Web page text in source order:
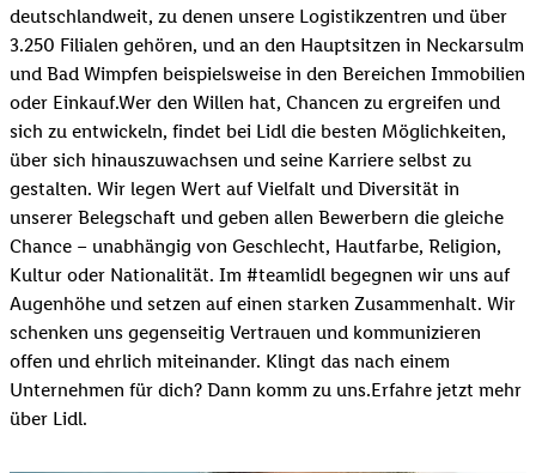
deutschlandweit, zu denen unsere Logistikzentren und über
3.250 Filialen gehören, und an den Hauptsitzen in Neckarsulm
und Bad Wimpfen beispielsweise in den Bereichen Immobilien
oder Einkauf.Wer den Willen hat, Chancen zu ergreifen und
sich zu entwickeln, findet bei Lidl die besten Möglichkeiten,
über sich hinauszuwachsen und seine Karriere selbst zu
gestalten. Wir legen Wert auf Vielfalt und Diversität in
unserer Belegschaft und geben allen Bewerbern die gleiche
Chance – unabhängig von Geschlecht, Hautfarbe, Religion,
Kultur oder Nationalität. Im #teamlidl begegnen wir uns auf
Augenhöhe und setzen auf einen starken Zusammenhalt. Wir
schenken uns gegenseitig Vertrauen und kommunizieren
offen und ehrlich miteinander. Klingt das nach einem
Unternehmen für dich? Dann komm zu uns.​Erfahre jetzt mehr
über Lidl.